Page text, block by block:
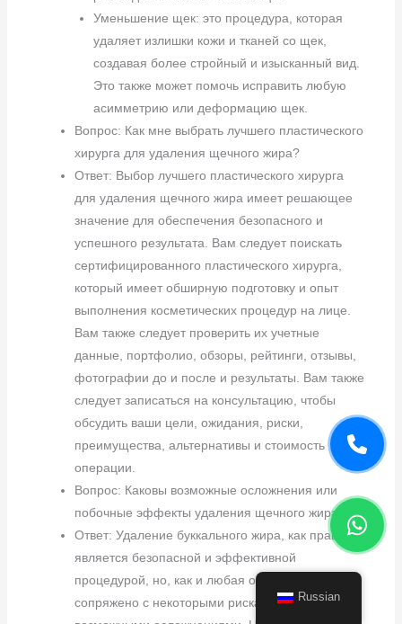
Уменьшение щек: это процедура, которая
удаляет излишки кожи и тканей со щек,
создавая более стройный и изысканный вид.
Это также может помочь исправить любую
асимметрию или деформацию щек.
Вопрос: Как мне выбрать лучшего пластического
хирурга для удаления щечного жира?
Ответ: Выбор лучшего пластического хирурга
для удаления щечного жира имеет решающее
значение для обеспечения безопасного и
успешного результата. Вам следует поискать
сертифицированного пластического хирурга,
который имеет обширную подготовку и опыт
выполнения косметических процедур на лице.
Вам также следует проверить их учетные
данные, портфолио, обзоры, рейтинги, отзывы,
фотографии до и после и результаты. Вам также
следует записаться на консультацию, чтобы
обсудить ваши цели, ожидания, риски,
преимущества, альтернативы и стоимость
операции.
Вопрос: Каковы возможные осложнения или
побочные эффекты удаления щечного жира?
Ответ: Удаление буккального жира, как правило,
является безопасной и эффективной
процедурой, но, как и любая операция, оно
сопряжено с некоторыми рисками и
Russian